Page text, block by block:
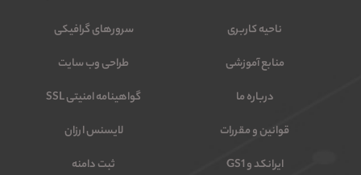
سرورهای گرافیکی
طراحی وب سایت
گواهینامه امنیتی SSL
لایسنس ارزان
ثبت دامنه
ناحیه کاربری
منابع آموزشی
درباره ما
قوانین و مقررات
ایرانکد و GS1